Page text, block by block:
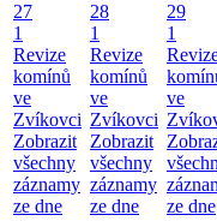
27
1
Revize
komínů
ve
Zvíkovci
Zobrazit
všechny
záznamy
ze dne
28
1
Revize
komínů
ve
Zvíkovci
Zobrazit
všechny
záznamy
ze dne
29
1
ve
ze dne